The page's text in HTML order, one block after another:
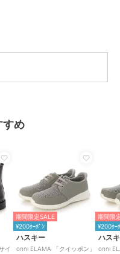
法
すめ
イ
期間限定SALE
¥200ｸｰﾎﾟﾝ
ハスキー
onni ELAMA 「クイッポン」
期間限
¥200ｸｰ
ハス
onni